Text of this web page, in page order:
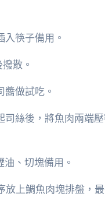
筷子備用。
散。
做試吃。
司絲後，將魚肉兩
、切塊備用。
上鯛魚肉塊排盤，